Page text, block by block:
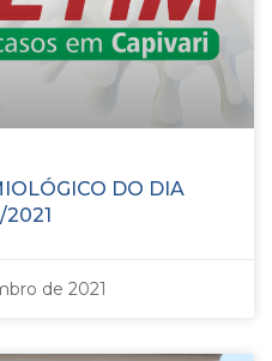
DO DIA
2021
de 2021